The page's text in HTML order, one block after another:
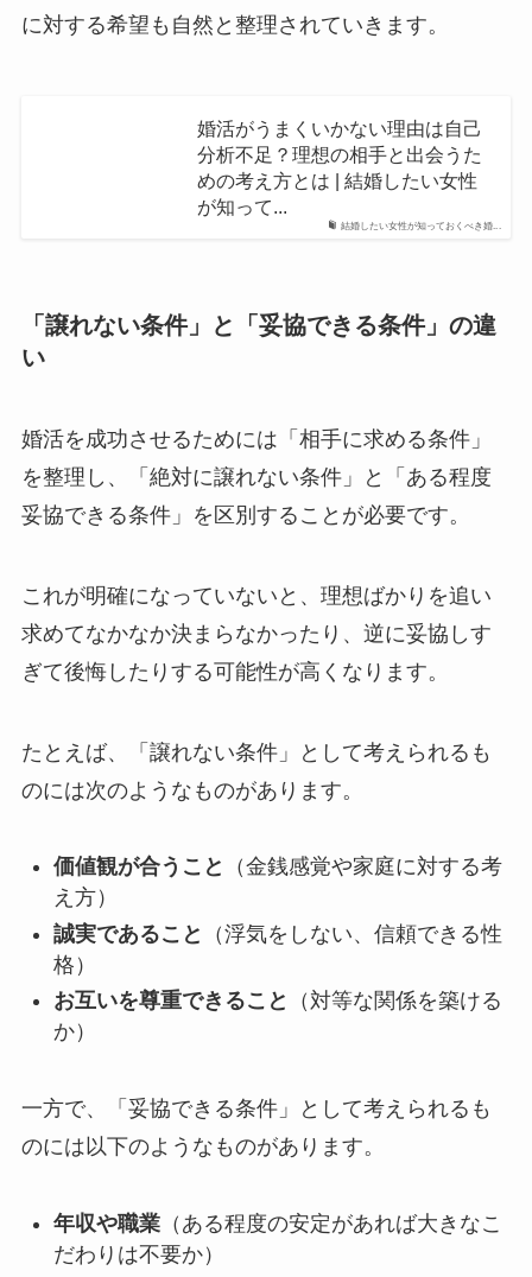
に対する希望も自然と整理されていきます。
結婚したい女性が知っておくべき婚...
婚活がうまくいかない理由は自己
分析不足？理想の相手と出会うた
めの考え方とは | 結婚したい女性
が知って...
「譲れない条件」と「妥協できる条件」の違
い
婚活を成功させるためには「相手に求める条件」
を整理し、「絶対に譲れない条件」と「ある程度
妥協できる条件」を区別することが必要です。
これが明確になっていないと、理想ばかりを追い
求めてなかなか決まらなかったり、逆に妥協しす
ぎて後悔したりする可能性が高くなります。
たとえば、「譲れない条件」として考えられるも
のには次のようなものがあります。
価値観が合うこと
（金銭感覚や家庭に対する考
え方）
誠実であること
（浮気をしない、信頼できる性
格）
お互いを尊重できること
（対等な関係を築ける
か）
一方で、「妥協できる条件」として考えられるも
のには以下のようなものがあります。
年収や職業（ある程度の安定があれば大きなこ
だわりは不要か）